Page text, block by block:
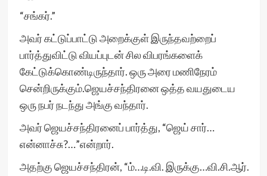
“சங்கர்.”
அவர் கட்டுப்பாட்டு அறைக்குள் இருந்தவற்றைப்
பார்த்துவிட்டு வியப்புடன் சில விபரங்களைக்
கேட்டுக்கொண்டிருந்தார். ஒரு அரை மணிநேரம்
சென்றிருக்கும்.ஜெயச்சந்திரனை ஒத்த வயதுடைய
ஒரு நபர் நடந்து அங்கு வந்தார்.
அவர் ஜெயச்சந்திரனைப் பார்த்து, “ஜெய் சார்…
என்னாச்சு?…”என்றார்.
அதற்கு ஜெயச்சந்திரன், “ம்…டி.வி. இருக்கு…வி.சி.ஆர்.